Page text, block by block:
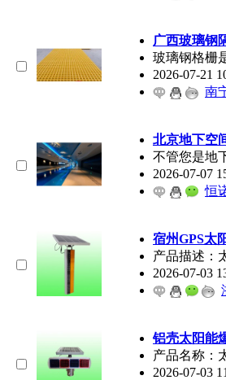
广西玻璃钢
玻璃钢格栅
2026-07-21
南
北京地下空
不管您是地
2026-07-07
恒
宿州GPS太
产品描述：
2026-07-03
铝壳太阳能
产品名称：
2026-07-03